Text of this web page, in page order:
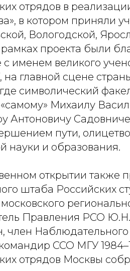
отрядов в
в котором приняли
Вологодской,
проекта были
именем великого
на главной сцене
символический
«самому» Михаилу
Антоновичу
пути,
науки и образования.
открытии также
штаба Российских
Правления РСО
член
ССО МГУ
отрядов Москвы